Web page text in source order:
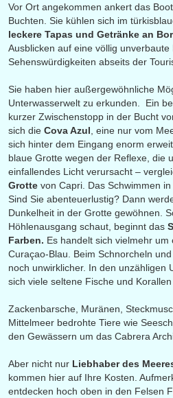
Vor Ort angekommen ankert das
Buchten. Sie kühlen sich im
leckere Tapas und Getränke an
Ausblicken auf eine völlig unverbaute
Sehenswürdigkeiten abseits der
Sie haben hier außergewöhnliche
Unterwasserwelt zu erkunden. Ein
kurzer Zwischenstopp in der Bucht
sich die Cova Azul , eine nur vom
sich hinter dem Eingang enorm
blaue Grotte wegen der Reflexe, die
einfallendes Licht verursacht –
Grotte von Capri. Das Schwimmen
Sind Sie abenteuerlustig? Dann
Dunkelheit in der Grotte gewöhnen.
Höhlenausgang schaut, beginnt das
Farben. Es handelt sich vielmehr
Curaçao-Blau. Beim Schnorcheln
noch unwirklicher. In den unzähligen
sich viele seltene Fische und Korallen
Zackenbarsche, Muränen,
Mittelmeer bedrohte Tiere wie
den Gewässern um das Cabrera
Aber nicht nur Liebhaber des
kommen hier auf Ihre Kosten.
entdecken hoch oben in den Felsen